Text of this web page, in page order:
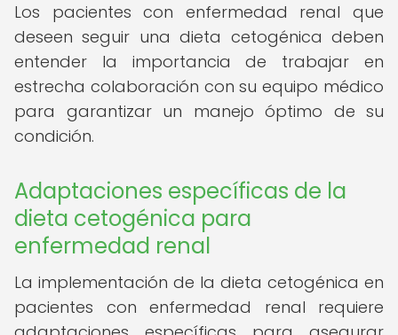
Los pacientes con enfermedad renal que
deseen seguir una dieta cetogénica deben
entender la importancia de trabajar en
estrecha colaboración con su equipo médico
para garantizar un manejo óptimo de su
condición.
Adaptaciones específicas de la
dieta cetogénica para
enfermedad renal
La implementación de la dieta cetogénica en
pacientes con enfermedad renal requiere